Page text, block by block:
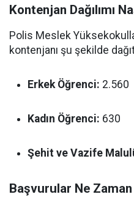
Kontenjan Dağılımı
Polis Meslek
kontenjanı şu şekilde
Erkek Öğrenci: 2.560
Kadın Öğrenci: 630
Şehit ve Vazife
Başvurular Ne Zaman